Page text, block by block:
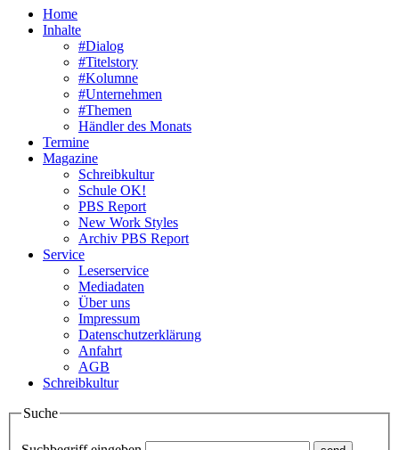
Home
Inhalte
#Dialog
#Titelstory
#Kolumne
#Unternehmen
#Themen
Händler des Monats
Termine
Magazine
Schreibkultur
Schule OK!
PBS Report
New Work Styles
Archiv PBS Report
Service
Leserservice
Mediadaten
Über uns
Impressum
Datenschutzerklärung
Anfahrt
AGB
Schreibkultur
Suche